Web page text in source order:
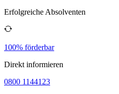
Erfolgreiche Absolventen
100% förderbar
Direkt informieren
0800 1144123